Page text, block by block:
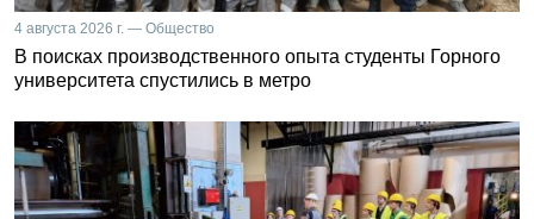
4 августа 2026 г. — Общество
В поисках производственного опыта студенты Горного
университета спустились в метро